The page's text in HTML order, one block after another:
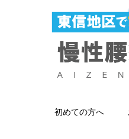
初めての方へ